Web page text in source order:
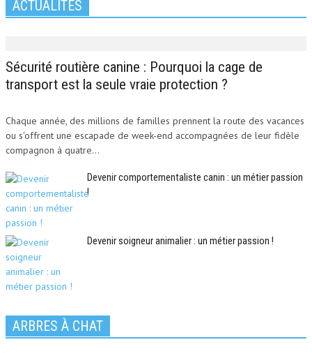
ACTUALITÉS
Sécurité routière canine : Pourquoi la cage de
transport est la seule vraie protection ?
Chaque année, des millions de familles prennent la route des vacances
ou s'offrent une escapade de week-end accompagnées de leur fidèle
compagnon à quatre...
Devenir comportementaliste canin : un métier passion
!
Devenir soigneur animalier : un métier passion !
ARBRES À CHAT